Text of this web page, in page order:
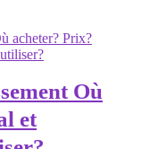
Où
et